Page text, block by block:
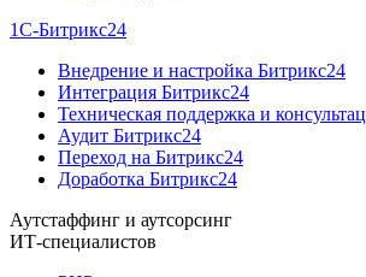
1С-Битрикс24
Внедрение и настройка Битрикс24
Интеграция Битрикс24
Техническая поддержка и
Аудит Битрикс24
Переход на Битрикс24
Доработка Битрикс24
Аутстаффинг и аутсорсинг
ИТ-специалистов